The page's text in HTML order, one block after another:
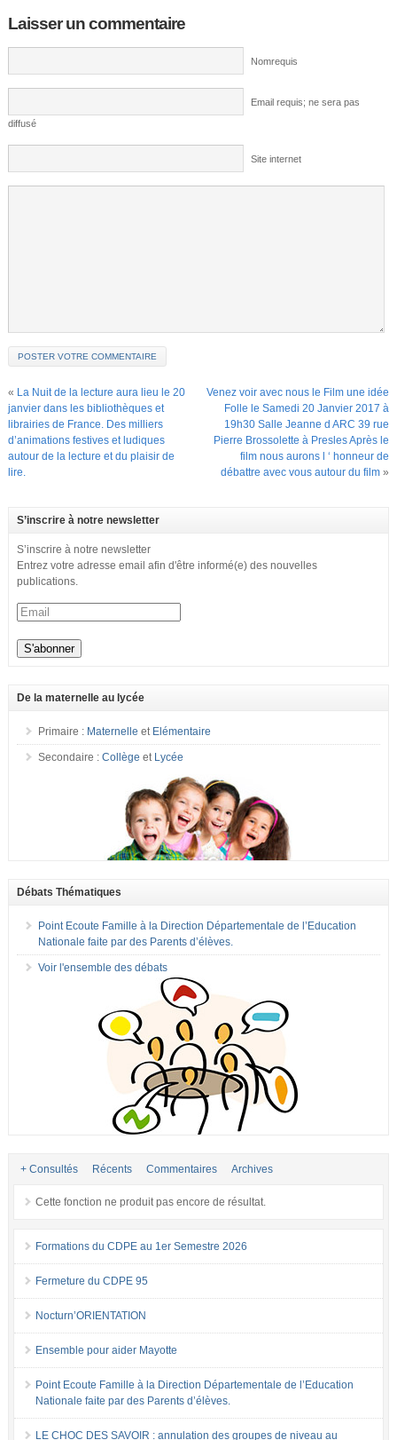
Laisser un commentaire
Nomrequis
Email requis; ne sera pas
diffusé
Site internet
« La Nuit de la lecture aura lieu le 20
janvier dans les bibliothèques et
librairies de France. Des milliers
d’animations festives et ludiques
autour de la lecture et du plaisir de
lire.
Venez voir avec nous le Film une idée
Folle le Samedi 20 Janvier 2017 à
19h30 Salle Jeanne d ARC 39 rue
Pierre Brossolette à Presles Après le
film nous aurons l ‘ honneur de
débattre avec vous autour du film »
S’inscrire à notre newsletter
S’inscrire à notre newsletter
Entrez votre adresse email afin d'être informé(e) des nouvelles
publications.
De la maternelle au lycée
Primaire : Maternelle et Elémentaire
Secondaire : Collège et Lycée
Débats Thématiques
Point Ecoute Famille à la Direction Départementale de l’Education
Nationale faite par des Parents d’élèves.
Voir l'ensemble des débats
+ Consultés Récents Commentaires Archives
Cette fonction ne produit pas encore de résultat.
Formations du CDPE au 1er Semestre 2026
Fermeture du CDPE 95
Nocturn’ORIENTATION
Ensemble pour aider Mayotte
Point Ecoute Famille à la Direction Départementale de l’Education
Nationale faite par des Parents d’élèves.
LE CHOC DES SAVOIR : annulation des groupes de niveau au